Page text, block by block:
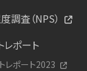
調査（NPS）
レポート
レポート2023